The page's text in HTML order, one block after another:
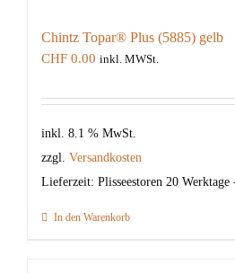
Chintz Topar® Plus (5885) gelb
CHF 0.00 inkl. MWSt.
inkl. 8.1 % MwSt.
zzgl. Versandkosten
Lieferzeit: Plisseestoren 20
In den Warenkorb